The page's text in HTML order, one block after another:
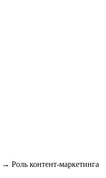
→ Роль контент-маркетинга